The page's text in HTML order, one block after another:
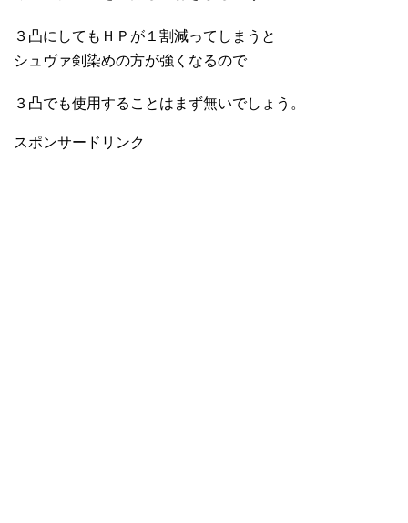
３凸にしてもＨＰが１割減ってしまうと
シュヴァ剣染めの方が強くなるので
３凸でも使用することはまず無いでしょう。
スポンサードリンク